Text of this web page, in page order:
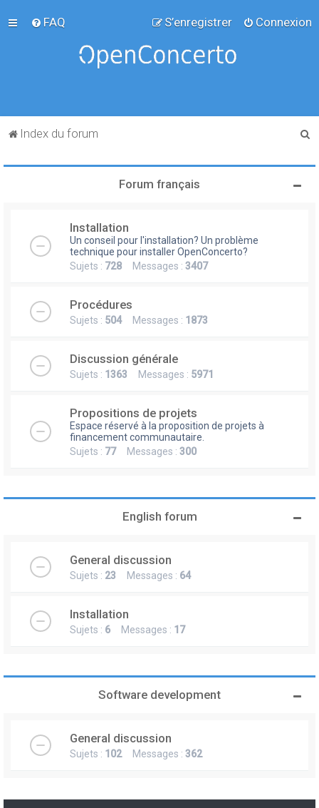
FAQ Connexion
S’enregistrer
Index du forum
Forum français
Installation
Un conseil pour l'installation? Un problème
technique pour installer OpenConcerto?
Sujets : 728 Messages : 3407
Procédures
Sujets : 504Messages : 1873
Discussion générale
Sujets : 1363 Messages : 5971
Propositions de projets
Espace réservé à la proposition de projets à
financement communautaire.
Sujets : 77Messages : 300
English forum
General discussion
Sujets : 23 Messages : 64
Installation
Sujets : 6 Messages : 17
Software development
General discussion
Sujets : 102Messages : 362